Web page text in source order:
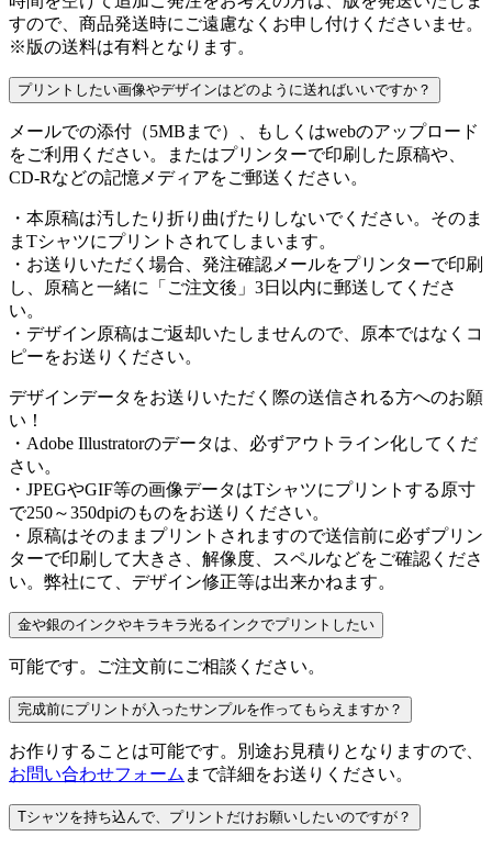
すので、商品発送時にご遠慮なくお申し付けくださいませ。
※版の送料は有料となります。
プリントしたい画像やデザインはどのように送ればいいですか？
メールでの添付（5MBまで）、もしくはwebのアップロード
をご利用ください。またはプリンターで印刷した原稿や、
CD-Rなどの記憶メディアをご郵送ください。
・本原稿は汚したり折り曲げたりしないでください。そのま
まTシャツにプリントされてしまいます。
・お送りいただく場合、発注確認メールをプリンターで印刷
し、原稿と一緒に「ご注文後」3日以内に郵送してくださ
い。
・デザイン原稿はご返却いたしませんので、原本ではなくコ
ピーをお送りください。
デザインデータをお送りいただく際の送信される方へのお願
い！
・Adobe Illustratorのデータは、必ずアウトライン化してくだ
さい。
・JPEGやGIF等の画像データはTシャツにプリントする原寸
で250～350dpiのものをお送りください。
・原稿はそのままプリントされますので送信前に必ずプリン
ターで印刷して大きさ、解像度、スペルなどをご確認くださ
い。弊社にて、デザイン修正等は出来かねます。
金や銀のインクやキラキラ光るインクでプリントしたい
可能です。ご注文前にご相談ください。
完成前にプリントが入ったサンプルを作ってもらえますか？
お作りすることは可能です。別途お見積りとなりますので、
お問い合わせフォーム まで詳細をお送りください。
Tシャツを持ち込んで、プリントだけお願いしたいのですが？